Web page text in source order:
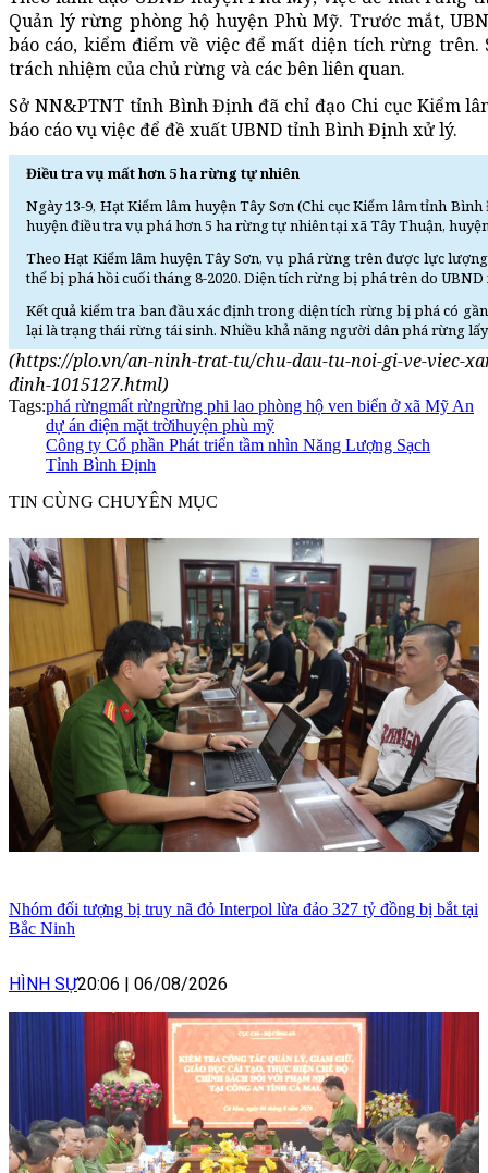
Quản lý rừng phòng hộ huyện Phù Mỹ. Trước mắt,
báo cáo, kiểm điểm về việc để mất diện tích rừng trên.
trách nhiệm của chủ rừng và các bên liên quan.
Sở NN&PTNT tỉnh Bình Định đã chỉ đạo Chi cục Kiểm
báo cáo vụ việc để đề xuất UBND tỉnh Bình Định xử lý.
Điều tra vụ mất hơn 5 ha rừng tự nhiên
Ngày 13-9, Hạt Kiểm lâm huyện Tây Sơn (Chi cục Kiểm lâm tỉnh
huyện điều tra vụ phá hơn 5 ha rừng tự nhiên tại xã Tây Thuận,
Theo Hạt Kiểm lâm huyện Tây Sơn, vụ phá rừng trên được lực
thể bị phá hồi cuối tháng 8-2020. Diện tích rừng bị phá trên do UBND
Kết quả kiểm tra ban đầu xác định trong diện tích rừng bị phá có
lại là trạng thái rừng tái sinh. Nhiều khả năng người dân phá rừng
(https://plo.vn/an-ninh-trat-tu/chu-dau-tu-noi-gi-ve-viec-
dinh-1015127.html)
Tags:phá rừngmất rừngrừng phi lao phòng hộ ven biển ở xã Mỹ An
dự án điện mặt trờihuyện phù mỹ
Công ty Cổ phần Phát triển tầm nhìn Năng Lượng Sạch
Tỉnh Bình Định
TIN CÙNG CHUYÊN MỤC
Nhóm đối tượng bị truy nã đỏ Interpol lừa đảo 327 tỷ đồng bị bắt tại
Bắc Ninh
HÌNH SỰ20:06 | 06/08/2026